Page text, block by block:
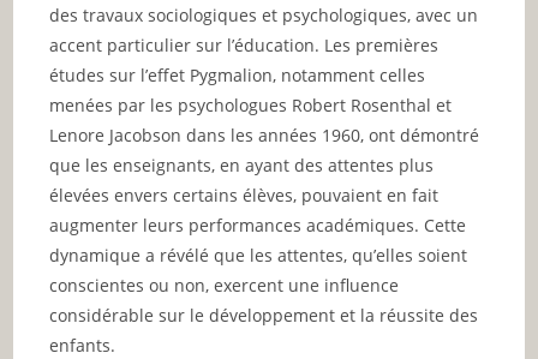
des travaux sociologiques et psychologiques, avec un
accent particulier sur l’éducation. Les premières
études sur l’effet Pygmalion, notamment celles
menées par les psychologues Robert Rosenthal et
Lenore Jacobson dans les années 1960, ont démontré
que les enseignants, en ayant des attentes plus
élevées envers certains élèves, pouvaient en fait
augmenter leurs performances académiques. Cette
dynamique a révélé que les attentes, qu’elles soient
conscientes ou non, exercent une influence
considérable sur le développement et la réussite des
enfants.